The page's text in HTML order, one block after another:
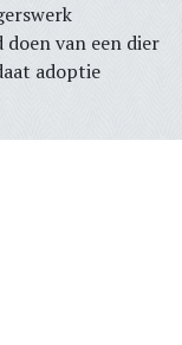
doen van een dier
adoptie